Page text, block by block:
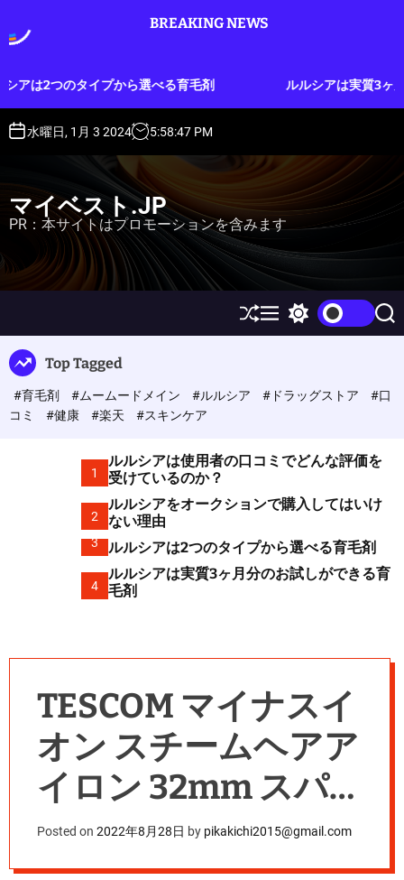
o
BREAKING NEWS
ら選べる育毛剤 ルルシアは実質3ヶ月分のお試しができる
水曜日, 1月 3 2024 5:58:48 PM
マイベスト.JP
PR：本サイトはプロモーションを含みます
S
h
e
M
e w
h
o
o
S
e
h
Top Tagged
#育毛剤 #ムームードメイン #ルルシア #ドラッグストア
#口
コミ
#健康 #楽天 #スキンケア
1
ルルシアは使用者の口コミでどんな評価を
受けているのか？
2
ルルシアをオークションで購入してはいけ
ない理由
3 ルルシアは2つのタイプから選べる育毛剤
4
ルルシアは実質3ヶ月分のお試しができる育
毛剤
TESCOM マイナスイ
オン スチームヘアア
イロン 32mm スパ
ークルピンク
IPM1832-P
Posted on 2022年8月28日 by pikakichi2015@gmail.com